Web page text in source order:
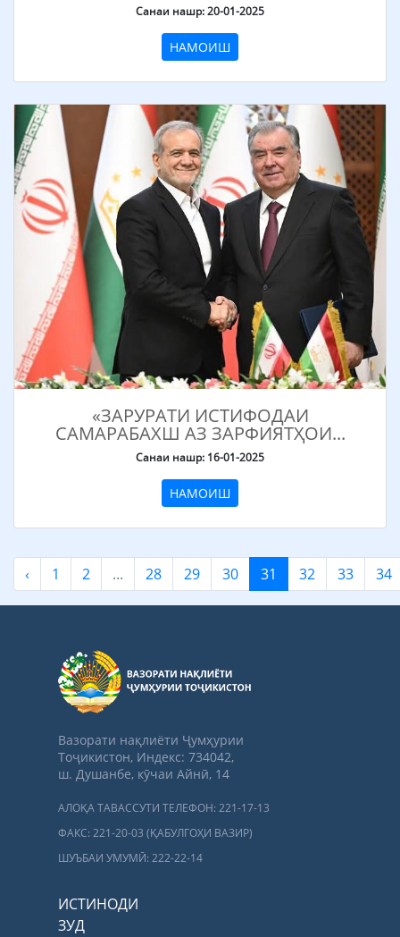
Санаи нашр: 20-01-2025
НАМОИШ
«ЗАРУРАТИ ИСТИФОДАИ
САМАРАБАХШ АЗ ЗАРФИЯТҲОИ...
Санаи нашр: 16-01-2025
НАМОИШ
‹ 1 2 ... 28 29 30 31 32 33 34
Вазорати нақлиёти Ҷумҳурии
Тоҷикистон, Индекс: 734042,
ш. Душанбе, кӯчаи Айнӣ, 14
АЛОҚА ТАВАССУТИ ТЕЛЕФОН: 221-17-13
ФАКС: 221-20-03 (ҚАБУЛГОҲИ ВАЗИР)
ШУЪБАИ УМУМӢ: 222-22-14
ИСТИНОДИ
ЗУД